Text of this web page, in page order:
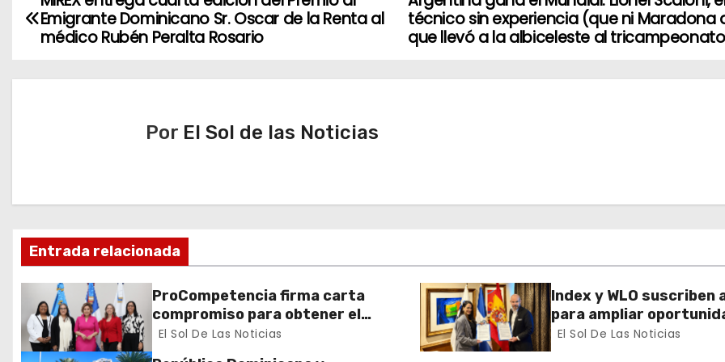
N
v
c
i
ó
n
d
técnico sin experiencia (que ni Maradona
que llevó a la albiceleste al tricampeonato
Emigrante Dominicano Sr. Oscar de la Renta al
médico Rubén Peralta Rosario
Por El Sol de las Noticias
Entrada relacionada
ProCompetencia firma carta
compromiso para obtener el
Sello Igualando RD para el Sector
El Sol De Las Noticias
Index y WLO suscriben
para ampliar
formación de
El Sol De Las Noticias